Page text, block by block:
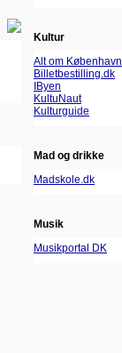
Kultur
Alt om København
Billetbestilling.dk
IByen
KultuNaut
Kulturguide
Mad og drikke
Madskole.dk
Musik
Musikportal DK